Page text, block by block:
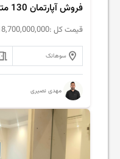
قیمت کل :
سوهانک
مهدی نصیری